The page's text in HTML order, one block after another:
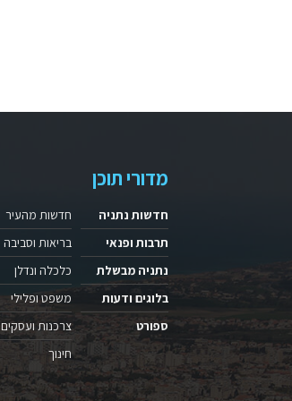
מדורי תוכן
חדשות נתניה
תרבות ופנאי
נתניה מבשלת
בלוגים ודעות
ספורט
חדשות מהעיר
בריאות וסביבה
כלכלה ונדלן
משפט ופלילי
צרכנות ועסקים
חינוך